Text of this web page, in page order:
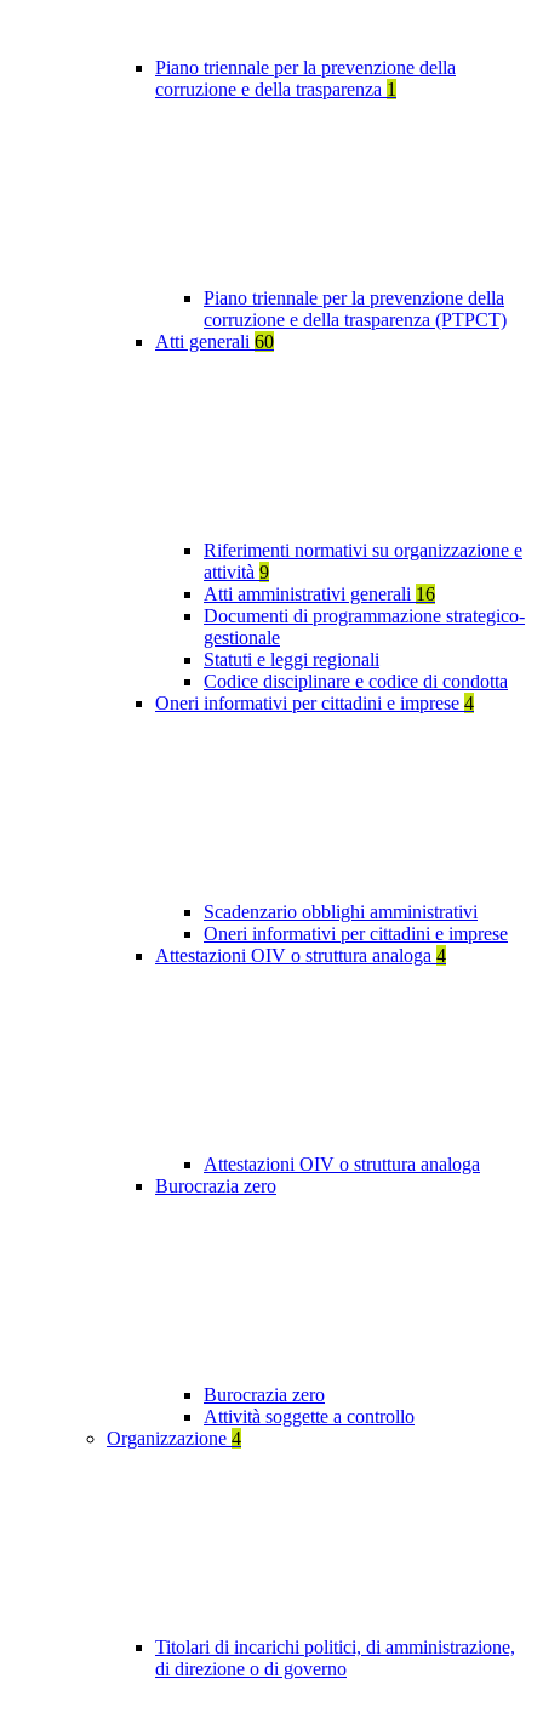
Piano triennale per la prevenzione della
corruzione e della trasparenza 1
Piano triennale per la prevenzione della
corruzione e della trasparenza (PTPCT)
Atti generali 60
Riferimenti normativi su organizzazione e
attività 9
Atti amministrativi generali 16
Documenti di programmazione strategico-
gestionale
Statuti e leggi regionali
Codice disciplinare e codice di condotta
Oneri informativi per cittadini e imprese 4
Scadenzario obblighi amministrativi
Oneri informativi per cittadini e imprese
Attestazioni OIV o struttura analoga 4
Attestazioni OIV o struttura analoga
Burocrazia zero
Burocrazia zero
Attività soggette a controllo
Organizzazione 4
Titolari di incarichi politici, di amministrazione,
di direzione o di governo